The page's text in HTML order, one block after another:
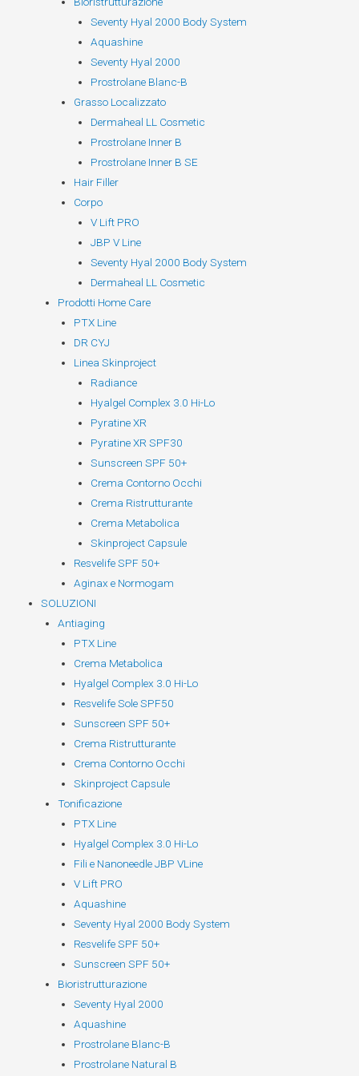
Seventy Hyal 2000 Body System
Aquashine
Seventy Hyal 2000
Prostrolane Blanc-B
Grasso Localizzato
Dermaheal LL Cosmetic
Prostrolane Inner B
Prostrolane Inner B SE
Hair Filler
Corpo
V Lift PRO
JBP V Line
Seventy Hyal 2000 Body System
Dermaheal LL Cosmetic
Prodotti Home Care
PTX Line
DR CYJ
Linea Skinproject
Radiance
Hyalgel Complex 3.0 Hi-Lo
Pyratine XR
Pyratine XR SPF30
Sunscreen SPF 50+
Crema Contorno Occhi
Crema Ristrutturante
Crema Metabolica
Skinproject Capsule
Resvelife SPF 50+
Aginax e Normogam
SOLUZIONI
Antiaging
PTX Line
Crema Metabolica
Hyalgel Complex 3.0 Hi-Lo
Resvelife Sole SPF50
Sunscreen SPF 50+
Crema Ristrutturante
Crema Contorno Occhi
Skinproject Capsule
Tonificazione
PTX Line
Hyalgel Complex 3.0 Hi-Lo
Fili e Nanoneedle JBP VLine
V Lift PRO
Aquashine
Seventy Hyal 2000 Body System
Resvelife SPF 50+
Sunscreen SPF 50+
Bioristrutturazione
Seventy Hyal 2000
Aquashine
Prostrolane Blanc-B
Prostrolane Natural B